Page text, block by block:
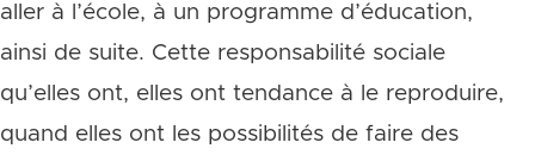
aller à l’école, à un programme d’éducation,
ainsi de suite. Cette responsabilité sociale
qu’elles ont, elles ont tendance à le reproduire,
quand elles ont les possibilités de faire des